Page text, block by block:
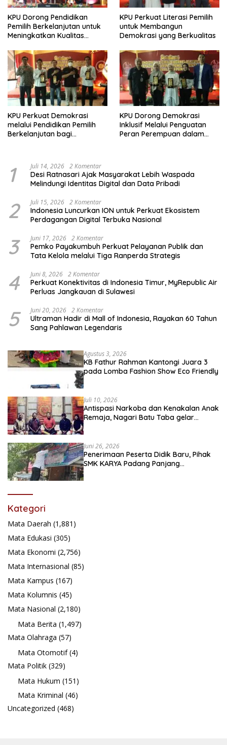
KPU Dorong Pendidikan
Pemilih Berkelanjutan untuk
Meningkatkan Kualitas
KPU Perkuat Literasi Pemilih
untuk Membangun
Demokrasi yang Berkualitas
KPU Perkuat Demokrasi
melalui Pendidikan Pemilih
Berkelanjutan bagi
KPU Dorong Demokrasi
Inklusif Melalui Penguatan
Peran Perempuan dalam
1 Juli 14, 2026 2 Komentar
Desi Ratnasari Ajak Masyarakat Lebih Waspada
Melindungi Identitas Digital dan Data Pribadi
2 Juli 15, 2026 2 Komentar
Indonesia Luncurkan ION untuk Perkuat Ekosistem
Perdagangan Digital Terbuka Nasional
3 Juni 17, 2026 2 Komentar
Pemko Payakumbuh Perkuat Pelayanan Publik dan
Tata Kelola melalui Tiga Ranperda Strategis
4 Juni 8, 2026 2 Komentar
Perkuat Konektivitas di Indonesia Timur, MyRepublic Air
Perluas Jangkauan di Sulawesi
5 Juni 20, 2026 2 Komentar
Ultraman Hadir di Mall of Indonesia, Rayakan 60 Tahun
Sang Pahlawan Legendaris
Agustus 3, 2026
KB Fathur Rahman Kantongi Juara 3
pada Lomba Fashion Show Eco Friendly
Juli 10, 2026
Antispasi Narkoba dan Kenakalan Anak
Remaja, Nagari Batu Taba gelar
Juni 26, 2026
Penerimaan Peserta Didik Baru, Pihak
SMK KARYA Padang Panjang
Kategori
Mata Daerah (1,881)
Mata Edukasi (305)
Mata Ekonomi (2,756)
Mata Internasional (85)
Mata Kampus (167)
Mata Kolumnis (45)
Mata Nasional (2,180)
Mata Berita (1,497)
Mata Olahraga (57)
Mata Otomotif(4)
Mata Politik (329)
Mata Hukum (151)
Mata Kriminal (46)
Uncategorized (468)